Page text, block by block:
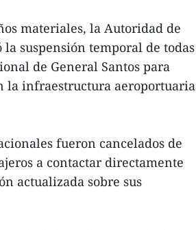
materiales, la Autoridad de
suspensión temporal de todas
de General Santos para
la infraestructura aeroportuaria
fueron cancelados de
a contactar directamente
actualizada sobre sus